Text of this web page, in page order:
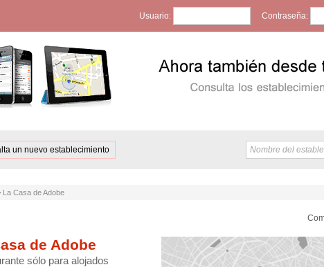
Usuario: Contraseña:
un nuevo establecimiento
La Casa de Adobe
de Adobe
sólo para alojados